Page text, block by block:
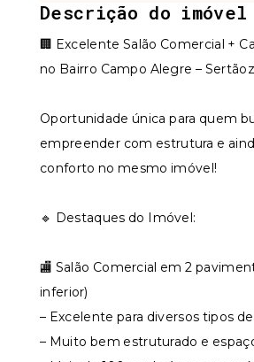
Descrição do imóvel
🏢 Excelente Salão Comercial +
no Bairro Campo Alegre –
Oportunidade única para quem
empreender com estrutura e
conforto no mesmo imóvel!
🔹 Destaques do Imóvel:
🏬 Salão Comercial em 2
inferior)
– Excelente para diversos tipos
– Muito bem estruturado e